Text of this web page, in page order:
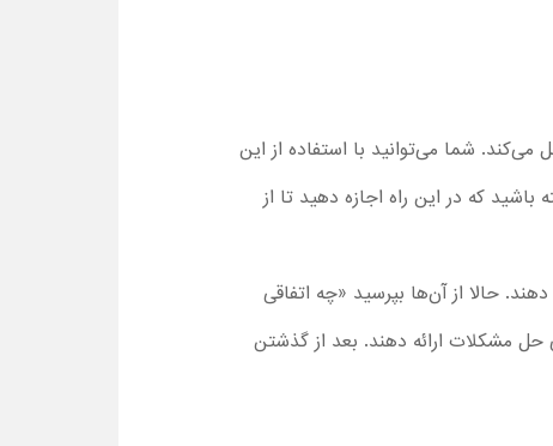
شما می‌توانید با استفاده از این
که در این راه اجازه دهید تا از
حالا از آن‌ها بپرسید «چه اتفاقی
مشکلات ارائه دهند. بعد از گذشتن